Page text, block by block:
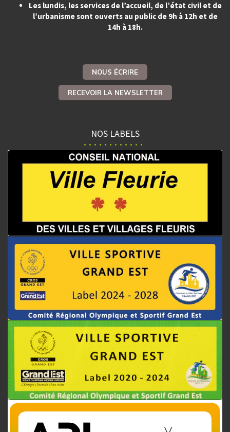
Les lundis, les services de l’accueil, de l’état civil et de
l’urbanisme sont ouverts au public de 9h à 12h et de
14h à 18h.
NOUS ÉCRIRE
RECEVOIR LA NEWSLETTER
NOS LABELS